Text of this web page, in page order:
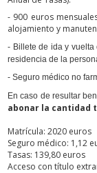
- 900 euros
alojamiento y
- Billete de ida y vuelta
residencia de la
- Seguro médico no
En caso de resultar
abonar la cantidad
Matrícula: 2020 euros
Seguro médico: 1,12
Tasas: 139,80 euros
Acceso con título